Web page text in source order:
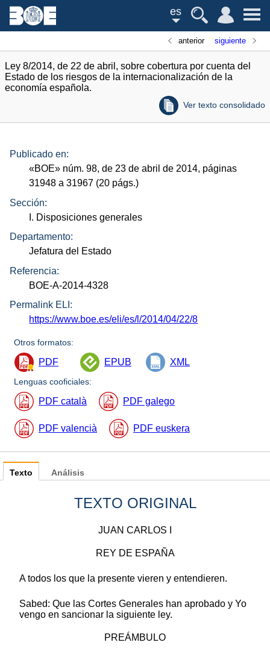
es
anterior siguiente
Ley 8/2014, de 22 de abril, sobre cobertura por cuenta del
Estado de los riesgos de la internacionalización de la
economía española.
Ver texto consolidado
Publicado en:
«BOE» núm. 98, de 23 de abril de 2014, páginas
31948 a 31967 (20 págs.)
Sección:
I. Disposiciones generales
Departamento:
Jefatura del Estado
Referencia:
BOE-A-2014-4328
Permalink ELI:
https://www.boe.es/eli/es/l/2014/04/22/8
Otros formatos:
PDF EPUB XML
Lenguas cooficiales:
PDF català PDF galego
PDF valencià PDF euskera
Texto
TEXTO ORIGINAL
JUAN CARLOS I
REY DE ESPAÑA
A todos los que la presente vieren y entendieren.
Sabed: Que las Cortes Generales han aprobado y Yo
vengo en sancionar la siguiente ley.
PREÁMBULO
Análisis